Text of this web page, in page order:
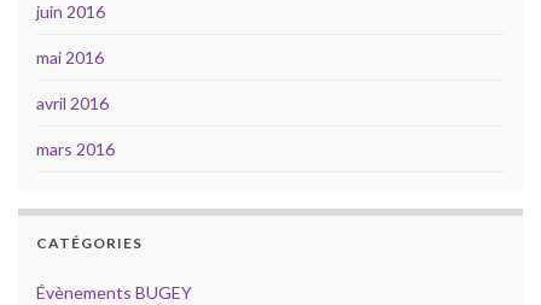
juin 2016
mai 2016
avril 2016
mars 2016
CATÉGORIES
Évènements BUGEY